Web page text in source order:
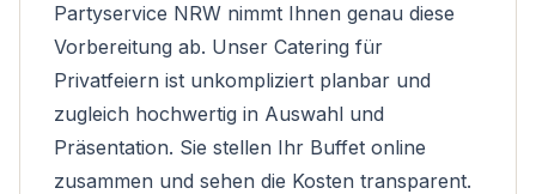
Partyservice NRW nimmt Ihnen genau diese
Vorbereitung ab. Unser Catering für
Privatfeiern ist unkompliziert planbar und
zugleich hochwertig in Auswahl und
Präsentation. Sie stellen Ihr Buffet online
zusammen und sehen die Kosten transparent.